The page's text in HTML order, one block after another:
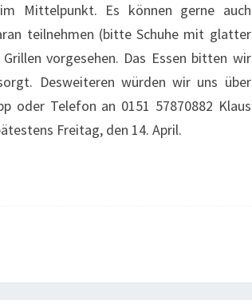
Mittelpunkt. Es können gerne auch
teilnehmen (bitte Schuhe mit glatter
vorgesehen. Das Essen bitten wir
Desweiteren würden wir uns über
oder Telefon an 0151 57870882 Klaus
Freitag, den 14. April.